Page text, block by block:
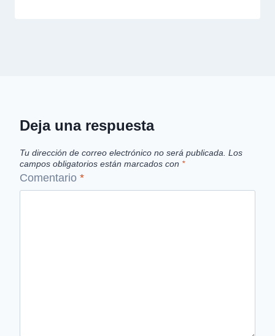
Deja una respuesta
Tu dirección de correo electrónico no será publicada. Los
campos obligatorios están marcados con *
Comentario *